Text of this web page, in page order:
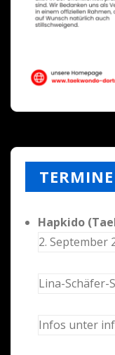
Hapkido
2. September
Lina-Schäfer-
Infos unter